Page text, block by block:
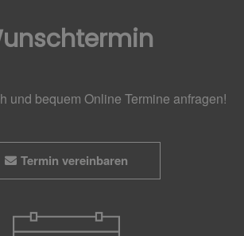
und bequem Online Termine anfragen!
Termin vereinbaren